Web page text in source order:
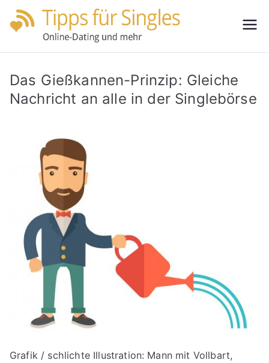
Zum
Inhalt
für
Single
Das Gießkannen-Prinzip: Gleiche
Nachricht an alle in der Singlebörse
Grafik / schlichte Illustration: Mann mit Vollbart,